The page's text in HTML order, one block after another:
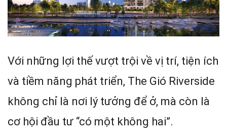
Với những lợi thế vượt trội về vị trí, tiện ích
và tiềm năng phát triển, The Gió Riverside
không chỉ là nơi lý tưởng để ở, mà còn là
cơ hội đầu tư “có một không hai”.